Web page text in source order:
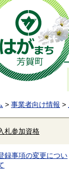
> 事業者向け情報 >
札参加資格
録事項の変更につい